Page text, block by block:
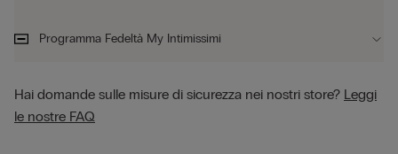
Programma Fedeltà My Intimissimi
Hai domande sulle misure di sicurezza nei nostri store? Leggi
le nostre FAQ